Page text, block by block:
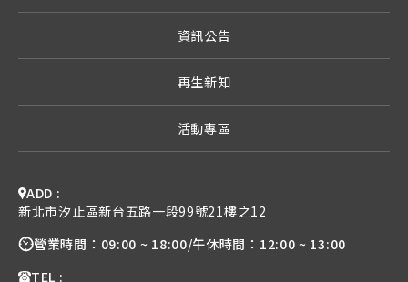
資訊公告
再生新知
活動專區
ADD :
新北市汐止區新台五路一段99號21樓之12
營業時間： 09:00 ~ 18:00/午休時間： 12:00 ~ 13:00
TEL :